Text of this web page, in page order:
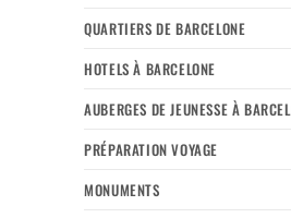
QUARTIERS DE BARCELONE
HOTELS À BARCELONE
AUBERGES DE JEUNESSE À
PRÉPARATION VOYAGE
MONUMENTS